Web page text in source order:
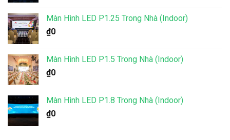
Màn Hình LED P1.25 Trong Nhà (Indoor)
₫0
Màn Hình LED P1.5 Trong Nhà (Indoor)
₫0
Màn Hình LED P1.8 Trong Nhà (Indoor)
₫0